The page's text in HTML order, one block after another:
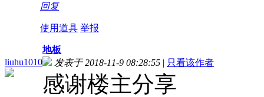
回复
使用道具 举报
liuhu1010
地板
发表于 2018-11-9 08:28:55 | 只看该作者
感谢楼主分享